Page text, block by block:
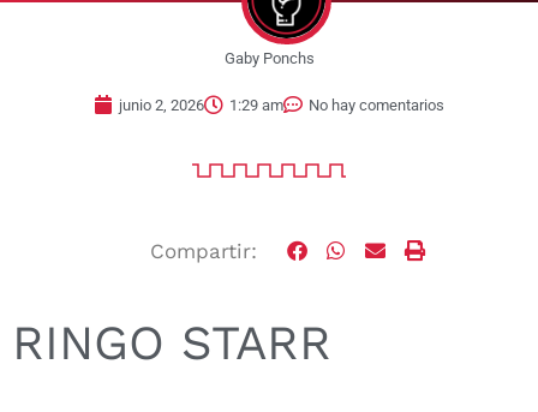
Gaby Ponchs
junio 2, 2026 1:29 am No hay comentarios
Compartir:
RINGO STARR